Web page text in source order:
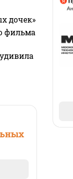
дочек»
фильма